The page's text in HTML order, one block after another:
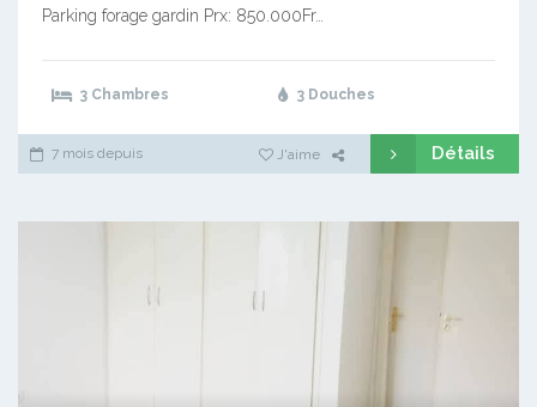
Parking forage gardin Prx: 850.000Fr…
3 Chambres 3 Douches
7 mois depuis J'aime Détails